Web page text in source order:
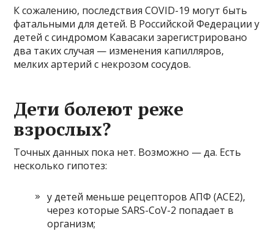
К сожалению, последствия COVID-19 могут быть
фатальными для детей. В Российской Федерации у
детей с синдромом Кавасаки зарегистрировано
два таких случая — изменения капилляров,
мелких артерий с некрозом сосудов.
Дети болеют реже
взрослых?
Точных данных пока нет. Возможно — да. Есть
несколько гипотез:
у детей меньше рецепторов АПФ (ACE2),
через которые SARS-CoV-2 попадает в
организм;